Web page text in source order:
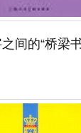
间的“桥梁